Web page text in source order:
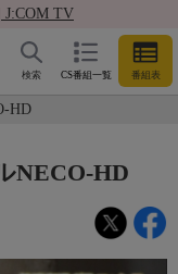
J:COM TV
CS番組一覧 番組表
検索
HD
NECO-HD